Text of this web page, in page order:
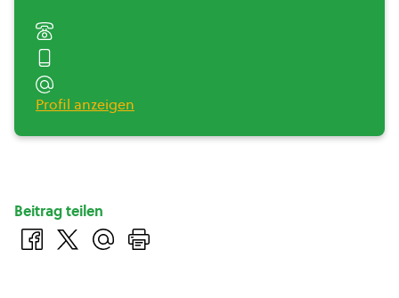
Profil anzeigen
Beitrag teilen